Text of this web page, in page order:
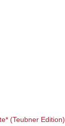
(Teubner Edition)